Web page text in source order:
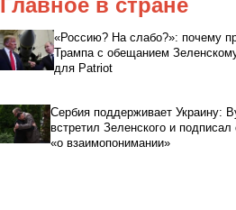
Главное в стране
«Россию? На слабо?»: почему
Трампа с обещанием
для Patriot
Сербия поддерживает Украину:
встретил Зеленского и
«о взаимопонимании»